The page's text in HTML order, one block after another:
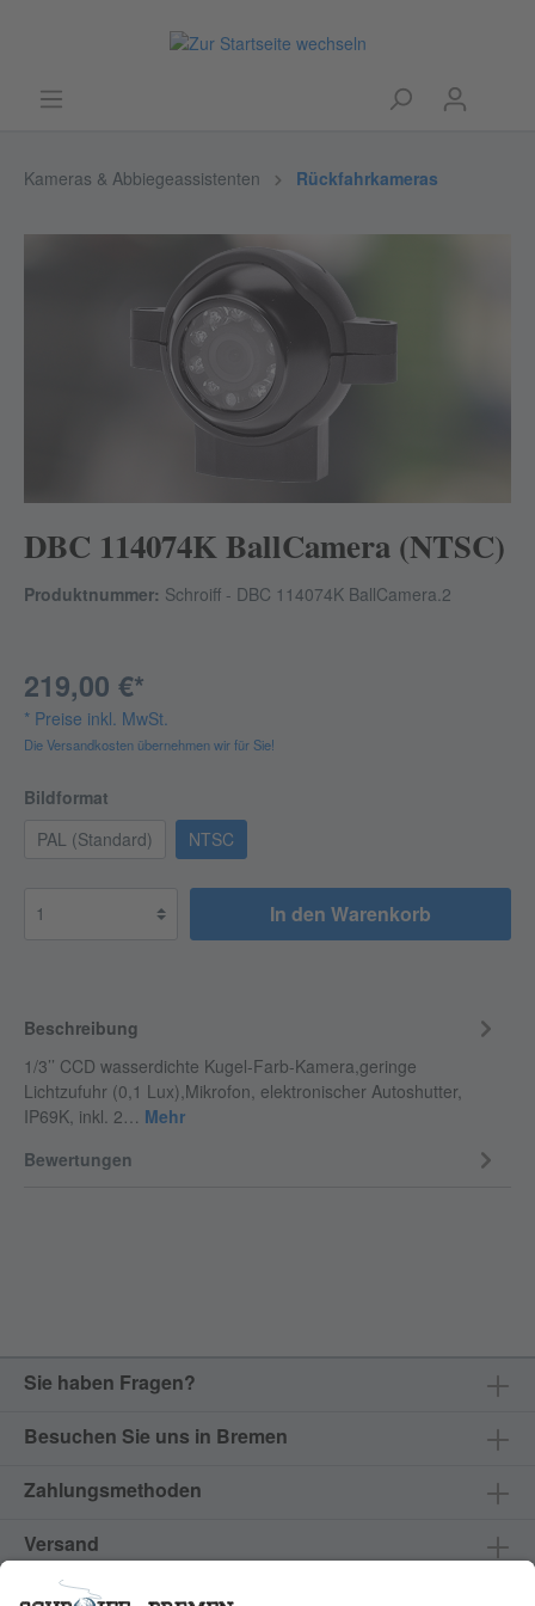
Kameras & Abbiegeassistenten Rückfahrkameras
DBC 114074K BallCamera (NTSC)
Produktnummer: Schroiff - DBC 114074K BallCamera.2
219,00 €*
* Preise inkl. MwSt.
Die Versandkosten übernehmen wir für Sie!
Bildformat
PAL (Standard)
NTSC
In den Warenkorb
Beschreibung
1/3’’ CCD wasserdichte Kugel-Farb-Kamera,geringe
Lichtzufuhr (0,1 Lux),Mikrofon, elektronischer Autoshutter,
IP69K, inkl. 2… Mehr
Bewertungen
Sie haben Fragen?
Besuchen Sie uns in Bremen
Zahlungsmethoden
Versand
Produkte & Services